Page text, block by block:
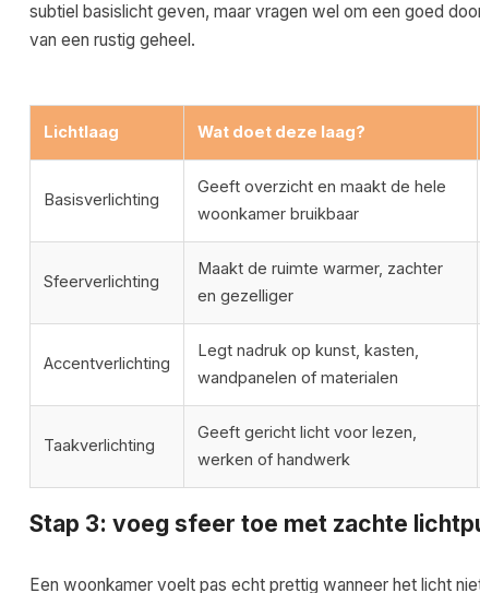
subtiel basislicht geven, maar vragen wel om een goed
van een rustig geheel.
Lichtlaag Wat doet deze laag?
Basisverlichting
Geeft overzicht en maakt de hele
woonkamer bruikbaar
Sfeerverlichting
Maakt de ruimte warmer, zachter
en gezelliger
Accentverlichting
Legt nadruk op kunst, kasten,
wandpanelen of materialen
Taakverlichting
Geeft gericht licht voor lezen,
werken of handwerk
Stap 3: voeg sfeer toe met zachte
Een woonkamer voelt pas echt prettig wanneer het licht